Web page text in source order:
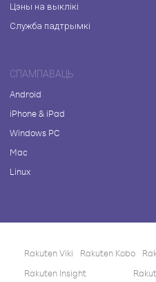
Цэны на выклікі
Служба падтрымкі
СПАМПАВАЦЬ
Android
iPhone & iPad
Windows PC
Mac
Linux
Rakuten Viki Rakuten Kobo
Rakuten Insight